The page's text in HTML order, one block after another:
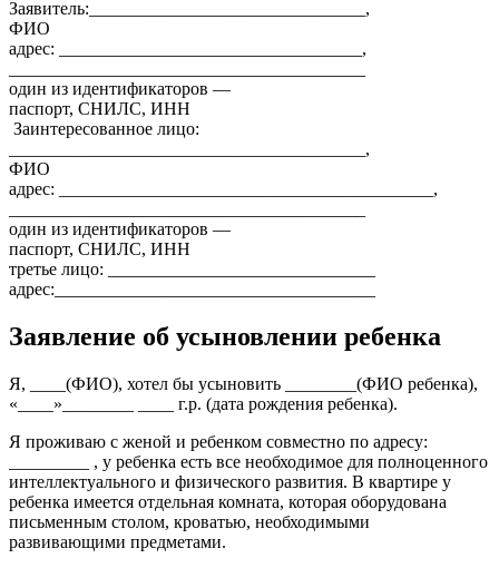
Заявитель:_______________________________,
ФИО
адрес: __________________________________,
один из идентификаторов —
паспорт, СНИЛС, ИНН
Заинтересованное лицо:
________________________________________,
ФИО
адрес: __________________________________________,
один из идентификаторов —
паспорт, СНИЛС, ИНН
третье лицо: ______________________________
адрес:____________________________________
Заявление об усыновлении ребенка
Я, ____(ФИО), хотел бы усыновить ________(ФИО ребенка),
«____»________ ____ г.р. (дата рождения ребенка).
Я проживаю с женой и ребенком совместно по адресу:
_________ , у ребенка есть все необходимое для полноценного
интеллектуального и физического развития. В квартире у
ребенка имеется отдельная комната, которая оборудована
письменным столом, кроватью, необходимыми
развивающими предметами.